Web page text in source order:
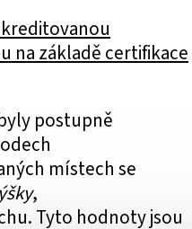
na základě certifikace
postupně
místech se
,
Tyto hodnoty jsou